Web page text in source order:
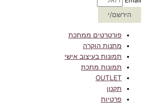
הירשם/י
פורטרטים ממתכת
מתנות הוקרה
תמונות בעיצוב אישי
תמונות מתכת
OUTLET
תקנון
פרטיות